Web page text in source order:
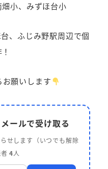
小、みずほ台小
、ふじみ野駅周辺で個
願いします
ールで受け取る
せします（いつでも解除
者4人